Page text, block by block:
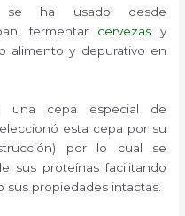
ha usado desde
fermentar cervezas y
alimento y depurativo en
una cepa especial de
esta cepa por su
por lo cual se
sus proteínas facilitando
sus propiedades intactas.